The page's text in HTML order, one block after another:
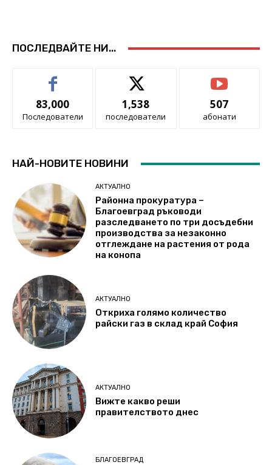
ПОСЛЕДВАЙТЕ НИ...
83,000
Последователи
1,538
последователи
507
абонати
НАЙ-НОВИТЕ НОВИНИ
АКТУАЛНО
Районна прокуратура –
Благоевград ръководи
разследването по три досъдебни
производства за незаконно
отглеждане на растения от рода
на конопа
АКТУАЛНО
Откриха голямо количество
райски газ в склад край София
АКТУАЛНО
Вижте какво реши
правителството днес
БЛАГОЕВГРАД